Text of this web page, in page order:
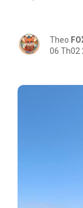
Theo
06 Th02